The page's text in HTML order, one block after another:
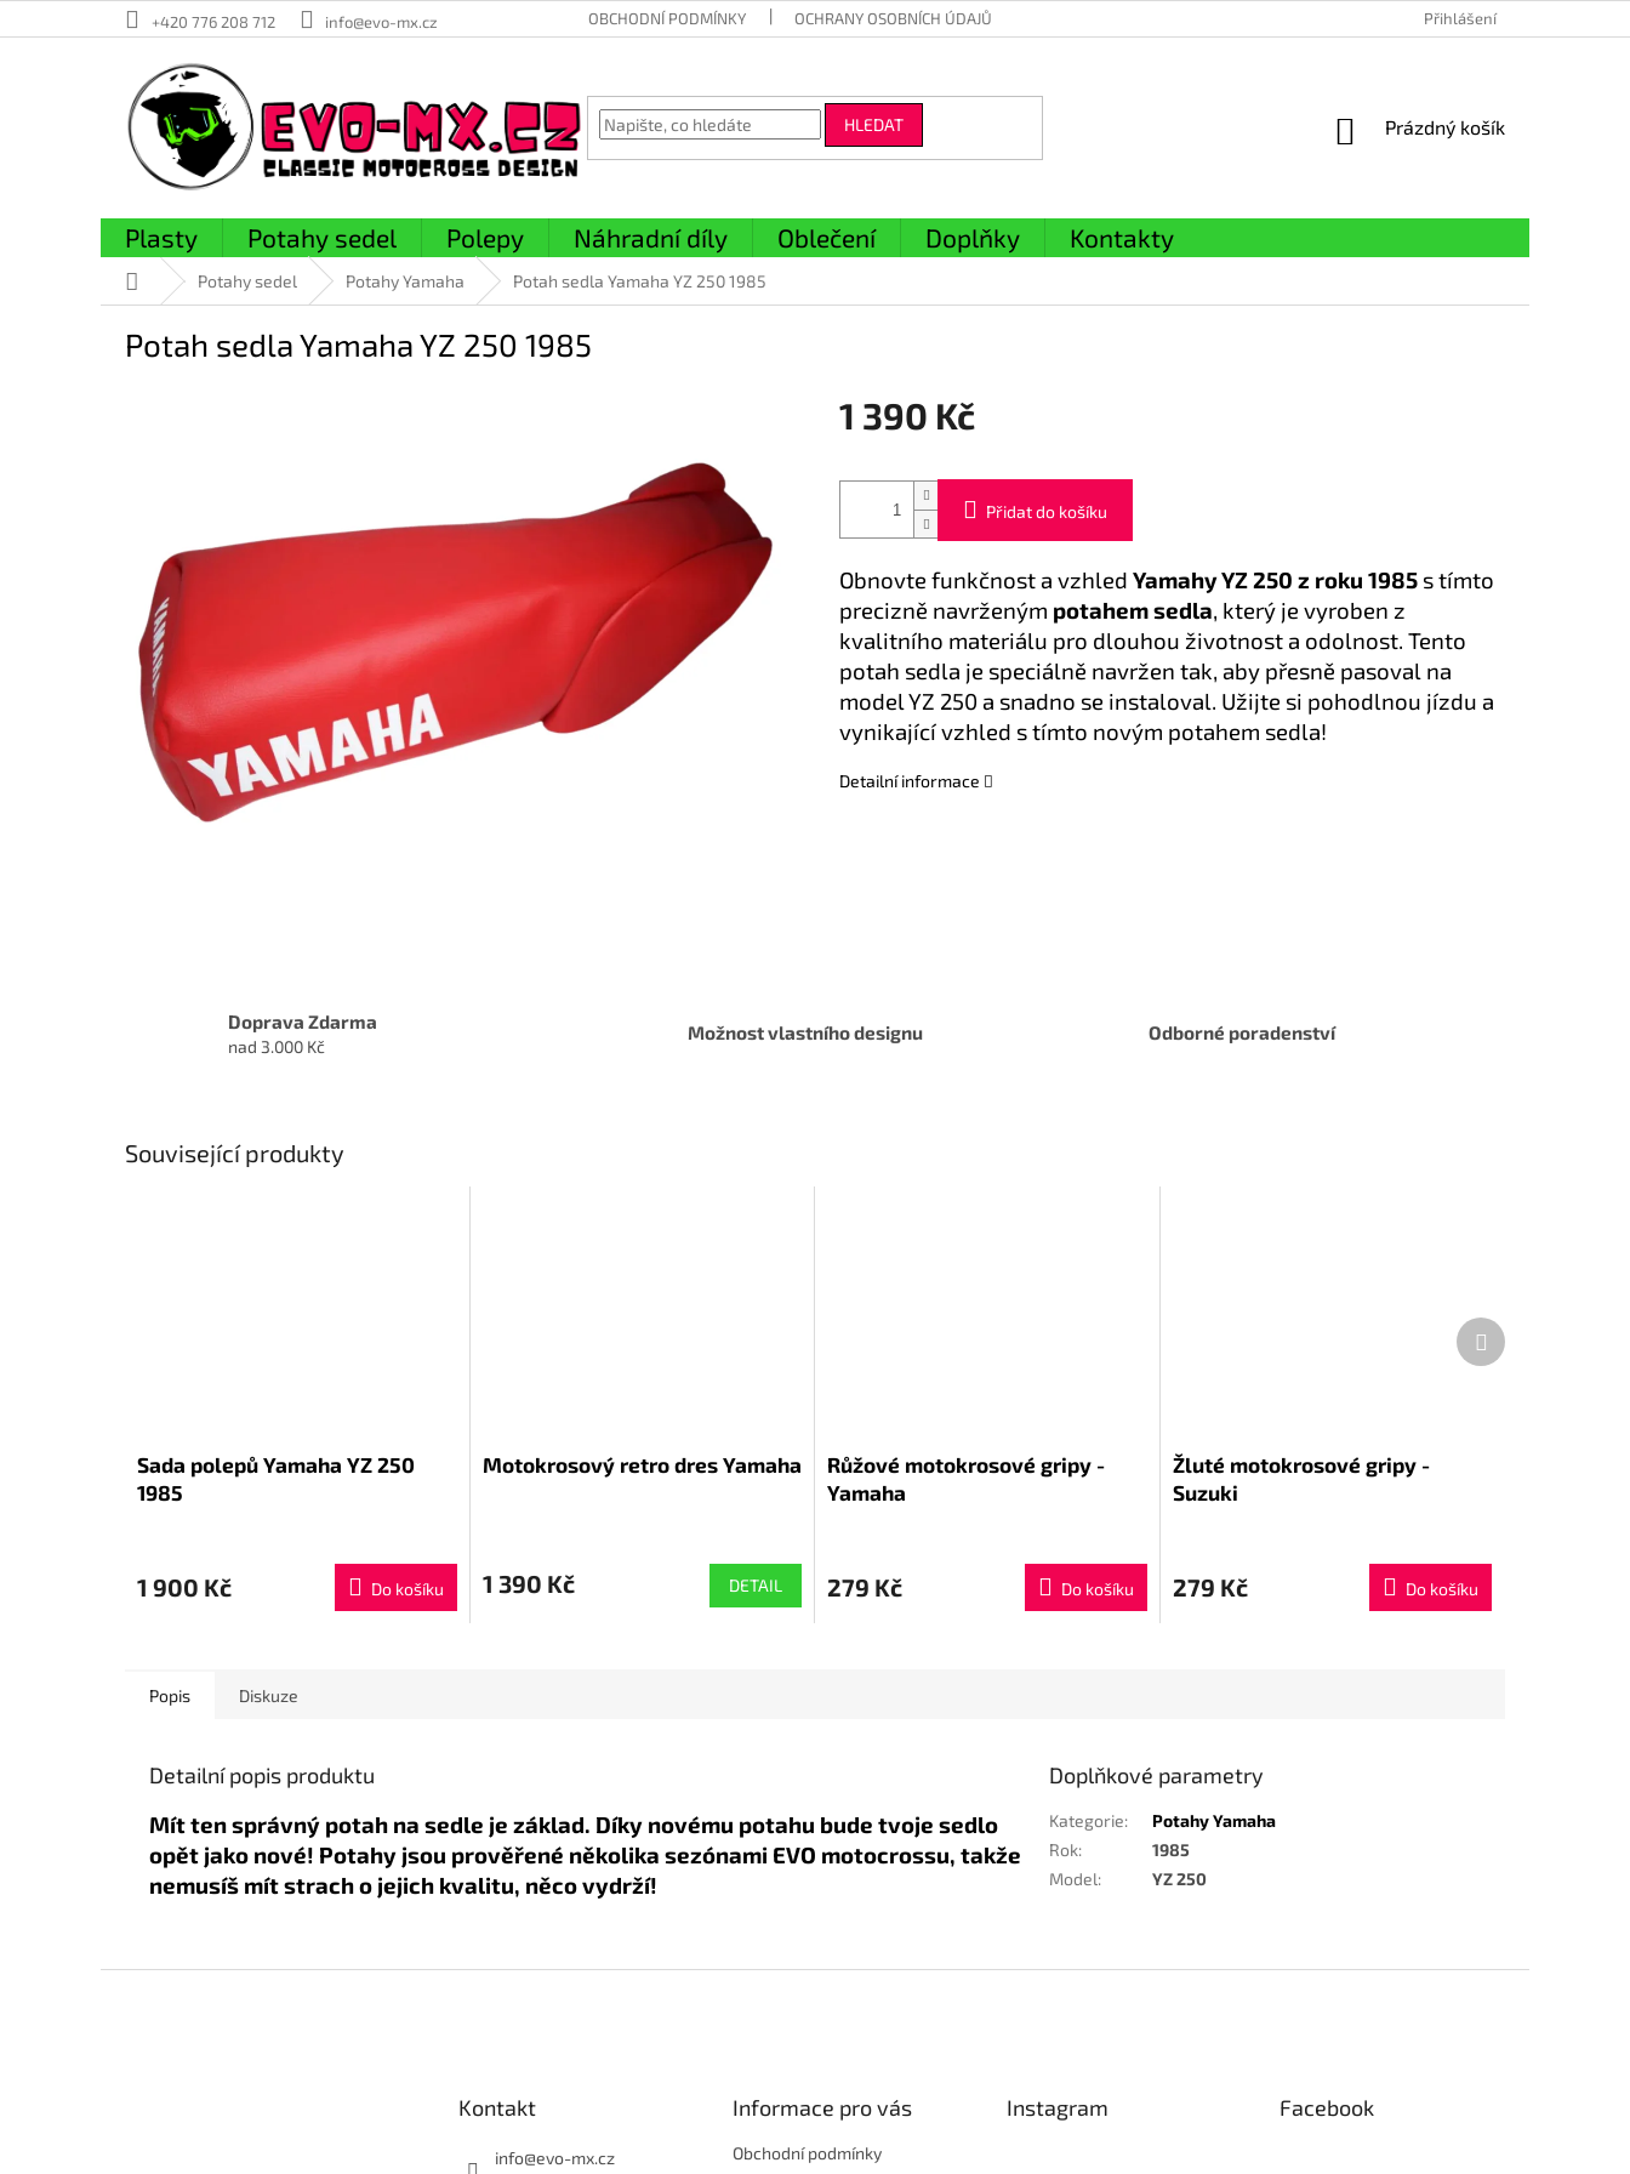
na
+420 776 208 712 info@evo-mx.cz OBCHODNÍ PODMÍNKY OCHRANY OSOBNÍCH ÚDAJŮ Přihlášení
HLEDAT
NÁKUPNÍ
Prázdný košík
Plasty Potahy sedel Polepy Náhradní díly Oblečení Doplňky Kontakty
Domů Potahy sedel Potahy Yamaha Potah sedla Yamaha YZ 250 1985
Potah sedla Yamaha YZ 250 1985
1 390 Kč
cena:
Přidat do košíku
Obnovte funkčnost a vzhled Yamahy YZ 250 z roku 1985 s tímto
precizně navrženým potahem sedla, který je vyroben z
kvalitního materiálu pro dlouhou životnost a odolnost. Tento
potah sedla je speciálně navržen tak, aby přesně pasoval na
model YZ 250 a snadno se instaloval. Užijte si pohodlnou jízdu a
vynikající vzhled s tímto novým potahem sedla!
Detailní informace
Doprava Zdarma
nad 3.000 Kč
Možnost vlastního designu Odborné poradenství
Související produkty
Sada polepů Yamaha YZ 250
1985
1 900 Kč Do košíku
Motokrosový retro dres Yamaha
1 390 Kč DETAIL
Růžové motokrosové gripy -
Yamaha
279 Kč Do košíku
Žluté motokrosové gripy -
Suzuki
279 Kč Do košíku
Další
produkt
Popis Diskuze
Detailní popis produktu
Mít ten správný potah na sedle je základ. Díky novému potahu bude tvoje sedlo
opět jako nové! Potahy jsou prověřené několika sezónami EVO motocrossu, takže
nemusíš mít strach o jejich kvalitu, něco vydrží!
Doplňkové parametry
Kategorie:
Potahy Yamaha
Rok:
1985
Model: YZ 250
Kontakt
info@evo-mx.cz
Informace pro vás
Obchodní podmínky
Instagram Facebook